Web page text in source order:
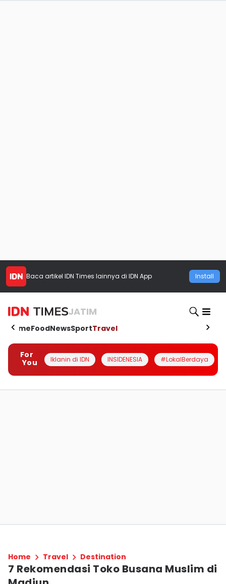
Baca artikel IDN Times lainnya di IDN App Install
JATIM
HomeFoodNewsSportTravel
For
You
Iklanin di IDN INSIDENESIA #LokalBerdaya
Home Travel Destination
7 Rekomendasi Toko Busana Muslim di